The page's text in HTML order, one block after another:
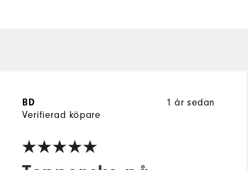
1 år sedan
BD
Verifierad köpare